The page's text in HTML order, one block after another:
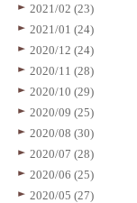
2021/02 (23)
2021/01 (24)
2020/12 (24)
2020/11 (28)
2020/10 (29)
2020/09 (25)
2020/08 (30)
2020/07 (28)
2020/06 (25)
2020/05 (27)